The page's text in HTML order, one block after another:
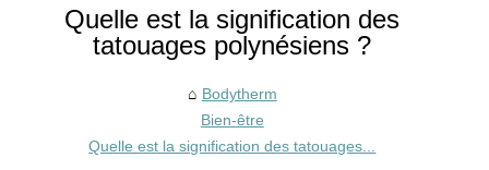
Quelle est la signification des
tatouages polynésiens ?
Bodytherm
Bien-être
Quelle est la signification des tatouages...